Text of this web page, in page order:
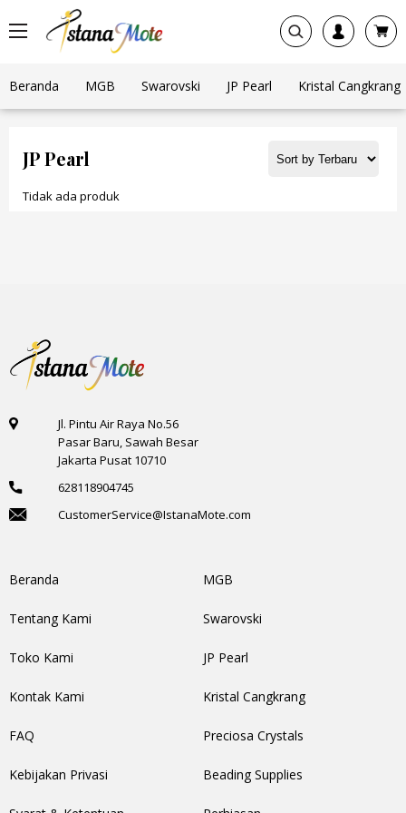
Beranda MGB Swarovski JP Pearl Kristal Cangkrang
JP Pearl
Tidak ada produk
Jl. Pintu Air Raya No.56
Pasar Baru, Sawah Besar
Jakarta Pusat 10710
628118904745
CustomerService@IstanaMote.com
Beranda
Tentang Kami
Toko Kami
Kontak Kami
FAQ
Kebijakan Privasi
MGB
Swarovski
JP Pearl
Kristal Cangkrang
Preciosa Crystals
Beading Supplies